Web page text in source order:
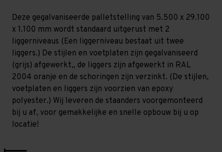
Middel
-
T80
Middel
-
T80
Deze gegalvaniseerde palletstelling van 5.500 x 29.100
x 1.100 mm wordt standaard uitgerust met 2
liggerniveaus (Een liggerniveau bestaat uit twee
liggers.) De stijlen en voetplaten zijn gegalvaniseerd
(grijs) afgewerkt,, de liggers zijn afgewerkt in RAL
2004 oranje en de schoringen zijn verzinkt. (De stijlen,
voetplaten en liggers zijn voorzien van epoxy
polyester.) Wij leveren de staanders voorgemonteerd
bij u af, voor gemakkelijke en snelle opbouw bij u op
locatie!